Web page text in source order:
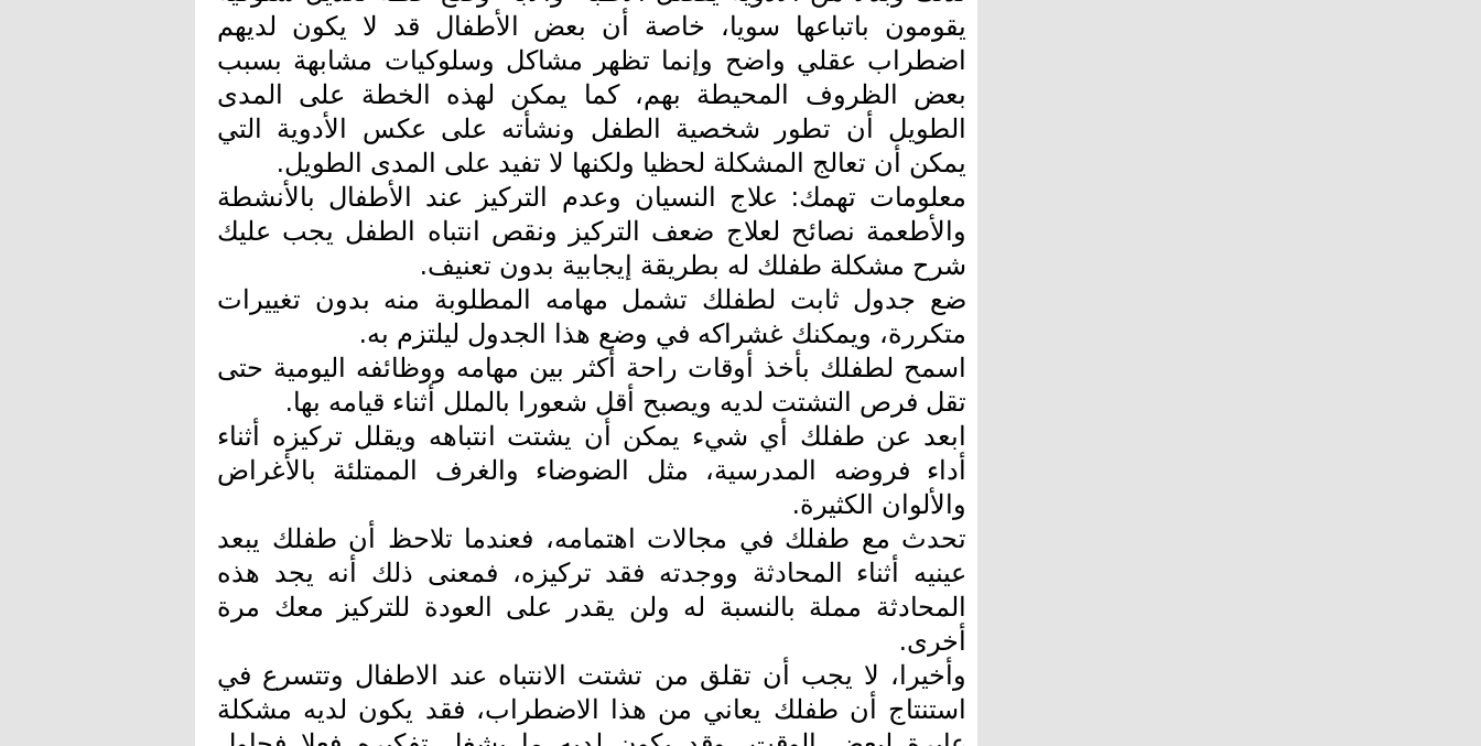
يقومون باتباعها سويا، خاصة أن بعض الأطفال قد لا يكون لديهم
اضطراب عقلي واضح وإنما تظهر مشاكل وسلوكيات مشابهة بسبب
بعض الظروف المحيطة بهم، كما يمكن لهذه الخطة على المدى
الطويل أن تطور شخصية الطفل ونشأته على عكس الأدوية التي
يمكن أن تعالج المشكلة لحظيا ولكنها لا تفيد على المدى الطويل.
معلومات تهمك: علاج النسيان وعدم التركيز عند الأطفال بالأنشطة
والأطعمة نصائح لعلاج ضعف التركيز ونقص انتباه الطفل يجب عليك
شرح مشكلة طفلك له بطريقة إيجابية بدون تعنيف.
ضع جدول ثابت لطفلك تشمل مهامه المطلوبة منه بدون تغييرات
متكررة، ويمكنك غشراكه في وضع هذا الجدول ليلتزم به.
اسمح لطفلك بأخذ أوقات راحة أكثر بين مهامه ووظائفه اليومية حتى
تقل فرص التشتت لديه ويصبح أقل شعورا بالملل أثناء قيامه بها.
ابعد عن طفلك أي شيء يمكن أن يشتت انتباهه ويقلل تركيزه أثناء
أداء فروضه المدرسية، مثل الضوضاء والغرف الممتلئة بالأغراض
والألوان الكثيرة.
تحدث مع طفلك في مجالات اهتمامه، فعندما تلاحظ أن طفلك يبعد
عينيه أثناء المحادثة ووجدته فقد تركيزه، فمعنى ذلك أنه يجد هذه
المحادثة مملة بالنسبة له ولن يقدر على العودة للتركيز معك مرة
أخرى.
وأخيرا، لا يجب أن تقلق من تشتت الانتباه عند الاطفال وتتسرع في
استنتاج أن طفلك يعاني من هذا الاضطراب، فقد يكون لديه مشكلة